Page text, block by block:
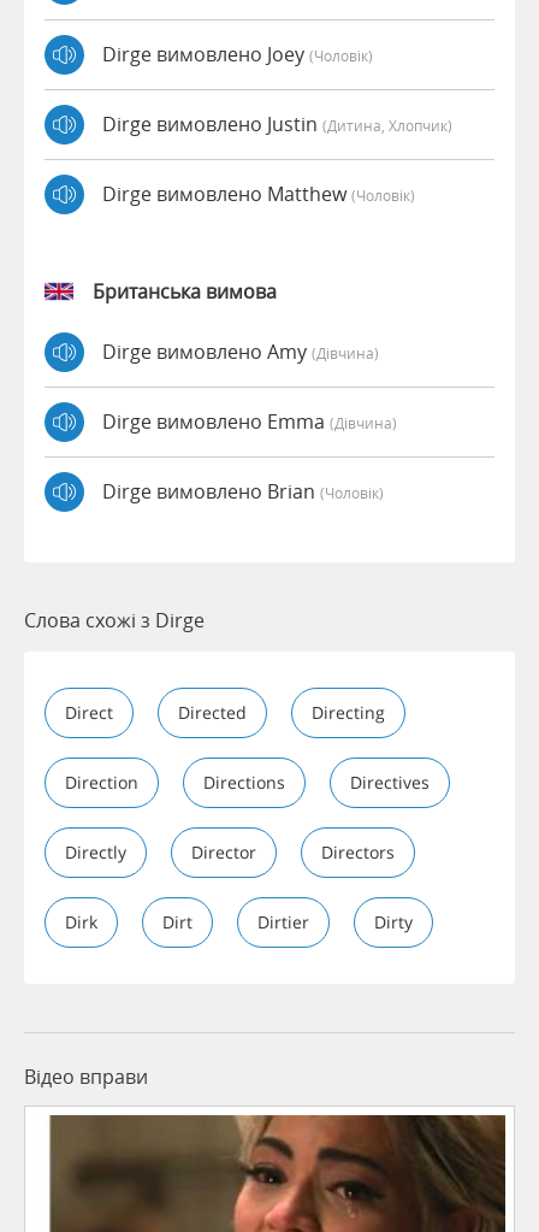
Dirge вимовлено Joey (чоловік)
Dirge вимовлено Justin (дитина, Хлопчик)
Dirge вимовлено Matthew(чоловік)
Британська вимова
Dirge вимовлено Amy (дівчина)
Dirge вимовлено Emma (дівчина)
Dirge вимовлено Brian (чоловік)
Слова схожі з Dirge
Direct Directed Directing
Direction Directions Directives
Directly Director Directors
Dirk Dirt Dirtier Dirty
Відео вправи